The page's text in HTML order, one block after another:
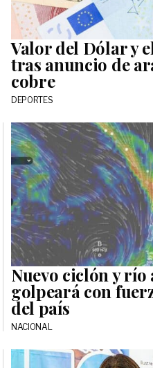
Valor del Dólar y
tras anuncio de
cobre
DEPORTES
Nuevo ciclón y
golpeará con
del país
NACIONAL